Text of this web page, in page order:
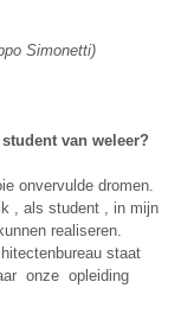
Simonetti)
van weleer?
onvervulde dromen.
, als student , in mijn
realiseren.
staat
onze opleiding